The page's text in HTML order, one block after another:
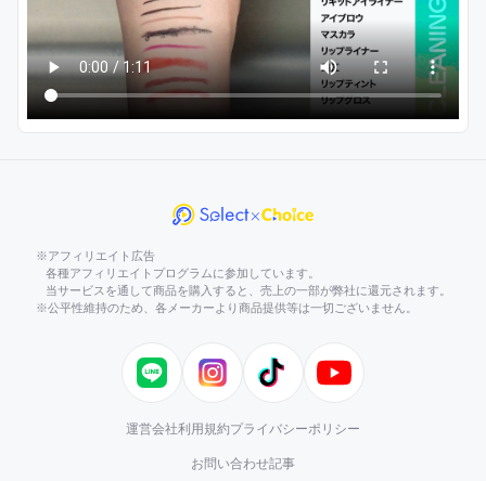
※アフィリエイト広告
各種アフィリエイトプログラムに参加しています。
当サービスを通して商品を購入すると、売上の一部が弊社に還元されます。
※公平性維持のため、各メーカーより商品提供等は一切ございません。
LINE InstagramTikTok YouTube
運営会社利用規約プライバシーポリシー
お問い合わせ記事